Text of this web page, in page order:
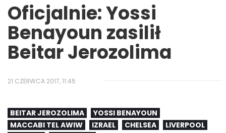
Oficjalnie: Yossi
Benayoun zasilił
Beitar Jerozolima
21 CZERWCA 2017, 11:45
BEITAR JEROZOLIMA
YOSSI BENAYOUN
MACCABI TEL AWIW
IZRAEL CHELSEA
LIVERPOOL